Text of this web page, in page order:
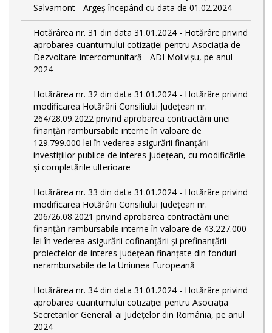
Salvamont - Argeș începând cu data de 01.02.2024
Hotărârea nr. 31 din data 31.01.2024 - Hotărâre privind
aprobarea cuantumului cotizației pentru Asociația de
Dezvoltare Intercomunitară - ADI Molivișu, pe anul
2024
Hotărârea nr. 32 din data 31.01.2024 - Hotărâre privind
modificarea Hotărârii Consiliului Județean nr.
264/28.09.2022 privind aprobarea contractării unei
finanțări rambursabile interne în valoare de
129.799.000 lei în vederea asigurării finanțării
investițiilor publice de interes județean, cu modificările
și completările ulterioare
Hotărârea nr. 33 din data 31.01.2024 - Hotărâre privind
modificarea Hotărârii Consiliului Județean nr.
206/26.08.2021 privind aprobarea contractării unei
finanțări rambursabile interne în valoare de 43.227.000
lei în vederea asigurării cofinanțării și prefinanțării
proiectelor de interes județean finanțate din fonduri
nerambursabile de la Uniunea Europeană
Hotărârea nr. 34 din data 31.01.2024 - Hotărâre privind
aprobarea cuantumului cotizației pentru Asociația
Secretarilor Generali ai Județelor din România, pe anul
2024